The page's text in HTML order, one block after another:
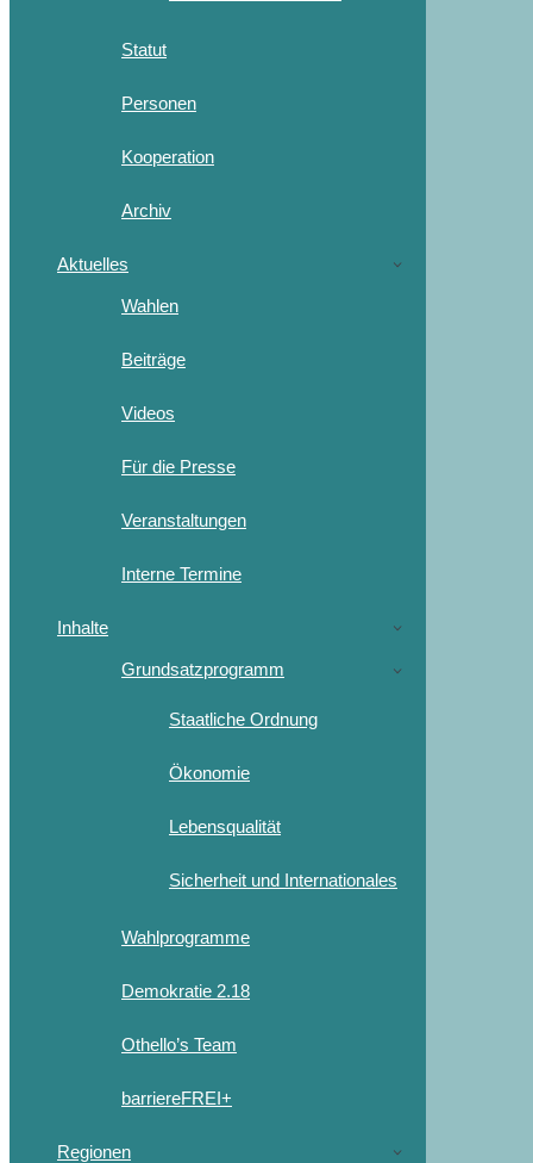
Statut
Personen
Kooperation
Archiv
Aktuelles
Wahlen
Beiträge
Videos
Für die Presse
Veranstaltungen
Interne Termine
Inhalte
Grundsatzprogramm
Staatliche Ordnung
Ökonomie
Lebensqualität
Sicherheit und Internationales
Wahlprogramme
Demokratie 2.18
Othello’s Team
barriereFREI+
Regionen